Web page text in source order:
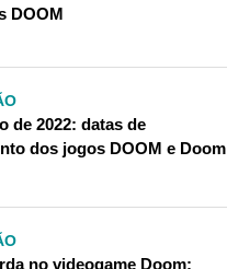
DOOM
de 2022: datas de
dos jogos DOOM e Doom
no videogame Doom: